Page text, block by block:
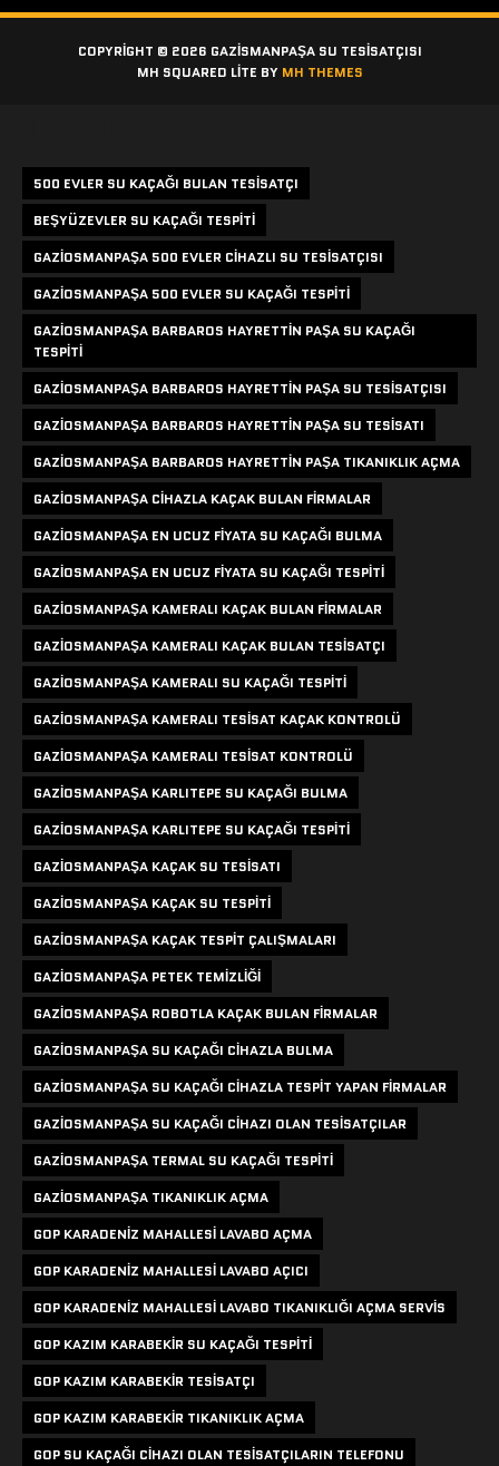
COPYRIGHT © 2026 GAZISMANPAŞA SU TESISATÇISI
MH SQUARED LITE BY MH THEMES
500 EVLER SU KAÇAĞI BULAN TESISATÇI
BEŞYÜZEVLER SU KAÇAĞI TESPITI
GAZIOSMANPAŞA 500 EVLER CIHAZLI SU TESISATÇISI
GAZIOSMANPAŞA 500 EVLER SU KAÇAĞI TESPITI
GAZIOSMANPAŞA BARBAROS HAYRETTIN PAŞA SU KAÇAĞI
TESPITI
GAZIOSMANPAŞA BARBAROS HAYRETTIN PAŞA SU TESISATÇISI
GAZIOSMANPAŞA BARBAROS HAYRETTIN PAŞA SU TESISATI
GAZIOSMANPAŞA BARBAROS HAYRETTIN PAŞA TIKANIKLIK AÇMA
GAZIOSMANPAŞA CIHAZLA KAÇAK BULAN FIRMALAR
GAZIOSMANPAŞA EN UCUZ FIYATA SU KAÇAĞI BULMA
GAZIOSMANPAŞA EN UCUZ FIYATA SU KAÇAĞI TESPITI
GAZIOSMANPAŞA KAMERALI KAÇAK BULAN FIRMALAR
GAZIOSMANPAŞA KAMERALI KAÇAK BULAN TESISATÇI
GAZIOSMANPAŞA KAMERALI SU KAÇAĞI TESPITI
GAZIOSMANPAŞA KAMERALI TESISAT KAÇAK KONTROLÜ
GAZIOSMANPAŞA KAMERALI TESISAT KONTROLÜ
GAZIOSMANPAŞA KARLITEPE SU KAÇAĞI BULMA
GAZIOSMANPAŞA KARLITEPE SU KAÇAĞI TESPITI
GAZIOSMANPAŞA KAÇAK SU TESISATI
GAZIOSMANPAŞA KAÇAK SU TESPITI
GAZIOSMANPAŞA KAÇAK TESPIT ÇALIŞMALARI
GAZIOSMANPAŞA PETEK TEMIZLIĞI
GAZIOSMANPAŞA ROBOTLA KAÇAK BULAN FIRMALAR
GAZIOSMANPAŞA SU KAÇAĞI CIHAZLA BULMA
GAZIOSMANPAŞA SU KAÇAĞI CIHAZLA TESPIT YAPAN FIRMALAR
GAZIOSMANPAŞA SU KAÇAĞI CIHAZI OLAN TESISATÇILAR
GAZIOSMANPAŞA TERMAL SU KAÇAĞI TESPITI
GAZIOSMANPAŞA TIKANIKLIK AÇMA
GOP KARADENIZ MAHALLESI LAVABO AÇMA
GOP KARADENIZ MAHALLESI LAVABO AÇICI
GOP KARADENIZ MAHALLESI LAVABO TIKANIKLIĞI AÇMA SERVIS
GOP KAZIM KARABEKIR SU KAÇAĞI TESPITI
GOP KAZIM KARABEKIR TESISATÇI
GOP KAZIM KARABEKIR TIKANIKLIK AÇMA
GOP SU KAÇAĞI CIHAZI OLAN TESISATÇILARIN TELEFONU